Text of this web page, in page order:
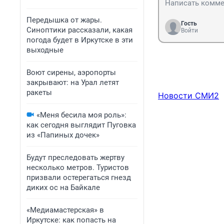
Передышка от жары.
Синоптики рассказали, какая
погода будет в Иркутске в эти
выходные
Воют сирены, аэропорты
закрывают: на Урал летят
ракеты
«Меня бесила моя роль»:
как сегодня выглядит Пуговка
из «Папиных дочек»
Будут преследовать жертву
несколько метров. Туристов
призвали остерегаться гнезд
диких ос на Байкале
«Медиамастерская» в
Иркутске: как попасть на
Гость
Войти
Новости СМИ2